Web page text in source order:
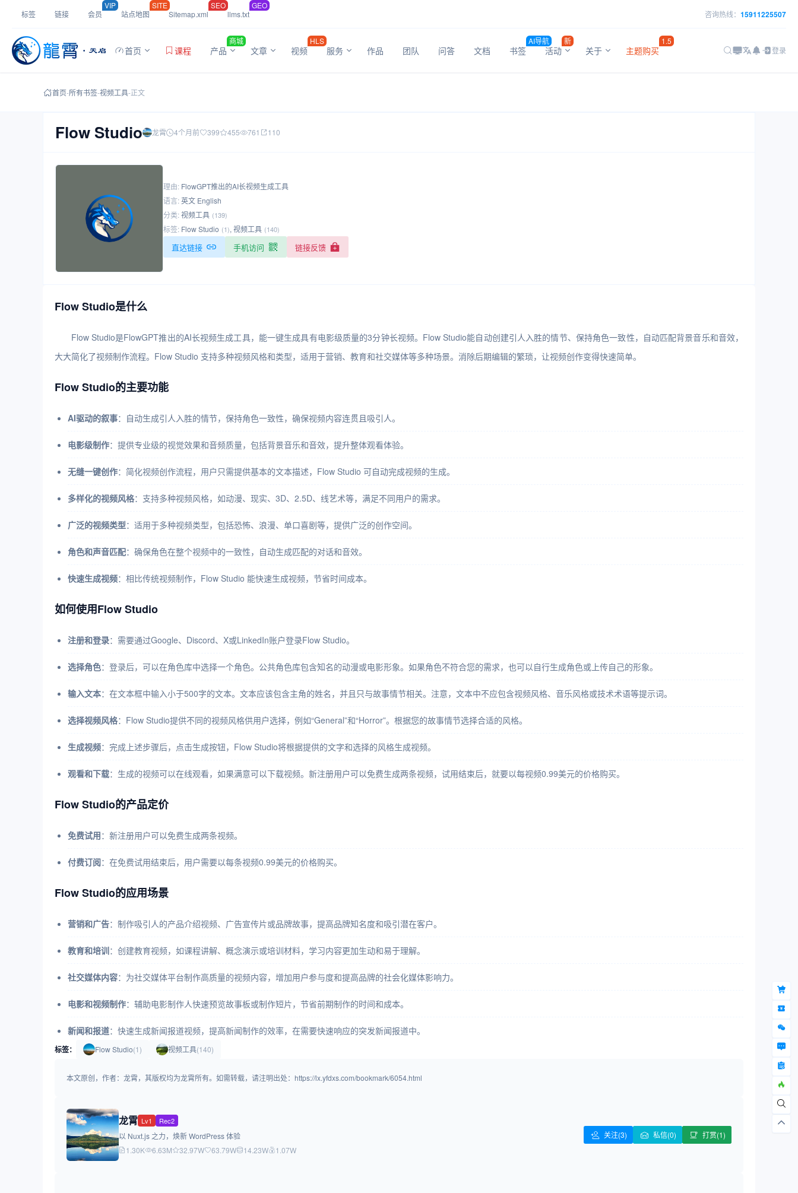
标签 链接 会员
VIP
站点地图
SITE
Sitemap.xml
SEO
llms.txt
GEO
咨询热线： 15911225507
首页 课程 产品
商城
文章 视频
HLS
服务 作品 团队 问答 文档 书签
AI导航
活动
新
关于 主题购买
1.5
登录
首页-所有书签-视频工具-正文
Flow Studio 龙霄 4个月前 399 455 761 110
理由: FlowGPT推出的AI长视频生成工具
语言:英文 English
分类:视频工具 (139)
标签: Flow Studio (1), 视频工具 (140)
直达链接 手机访问 链接反馈
Flow Studio是什么
Flow Studio是FlowGPT推出的AI长视频生成工具，能一键生成具有电影级质量的3分钟长视频。Flow Studio能自动创建引人入胜的情节、保持角色一致性，自动匹配背景音乐和音效，
大大简化了视频制作流程。Flow Studio 支持多种视频风格和类型，适用于营销、教育和社交媒体等多种场景。消除后期编辑的繁琐，让视频创作变得快速简单。
Flow Studio的主要功能
AI驱动的叙事：自动生成引人入胜的情节，保持角色一致性，确保视频内容连贯且吸引人。
电影级制作：提供专业级的视觉效果和音频质量，包括背景音乐和音效，提升整体观看体验。
无缝一键创作：简化视频创作流程，用户只需提供基本的文本描述，Flow Studio 可自动完成视频的生成。
多样化的视频风格：支持多种视频风格，如动漫、现实、3D、2.5D、线艺术等，满足不同用户的需求。
广泛的视频类型：适用于多种视频类型，包括恐怖、浪漫、单口喜剧等，提供广泛的创作空间。
角色和声音匹配：确保角色在整个视频中的一致性，自动生成匹配的对话和音效。
快速生成视频：相比传统视频制作，Flow Studio 能快速生成视频，节省时间成本。
如何使用Flow Studio
注册和登录：需要通过Google、Discord、X或LinkedIn账户登录Flow Studio。
选择角色：登录后，可以在角色库中选择一个角色。公共角色库包含知名的动漫或电影形象。如果角色不符合您的需求，也可以自行生成角色或上传自己的形象。
输入文本：在文本框中输入小于500字的文本。文本应该包含主角的姓名，并且只与故事情节相关。注意，文本中不应包含视频风格、音乐风格或技术术语等提示词。
选择视频风格：Flow Studio提供不同的视频风格供用户选择，例如“General”和“Horror”。根据您的故事情节选择合适的风格。
生成视频：完成上述步骤后，点击生成按钮，Flow Studio将根据提供的文字和选择的风格生成视频。
观看和下载：生成的视频可以在线观看，如果满意可以下载视频。新注册用户可以免费生成两条视频，试用结束后，就要以每视频0.99美元的价格购买。
Flow Studio的产品定价
免费试用：新注册用户可以免费生成两条视频。
付费订阅：在免费试用结束后，用户需要以每条视频0.99美元的价格购买。
Flow Studio的应用场景
营销和广告：制作吸引人的产品介绍视频、广告宣传片或品牌故事，提高品牌知名度和吸引潜在客户。
教育和培训：创建教育视频，如课程讲解、概念演示或培训材料，学习内容更加生动和易于理解。
社交媒体内容：为社交媒体平台制作高质量的视频内容，增加用户参与度和提高品牌的社会化媒体影响力。
电影和视频制作：辅助电影制作人快速预览故事板或制作短片，节省前期制作的时间和成本。
新闻和报道：快速生成新闻报道视频，提高新闻制作的效率，在需要快速响应的突发新闻报道中。
标签： Flow Studio(1) 视频工具(140)
本文原创，作者：龙霄，其版权均为龙霄所有。如需转载，请注明出处：https://lx.yfdxs.com/bookmark/6054.html
龙霄 Lv1 Rec2
以 Nuxt.js 之力，焕新 WordPress 体验
1.30K
6.63M 32.97W 63.79W 14.23W 1.07W
关注(3) 私信(0) 打赏(1)